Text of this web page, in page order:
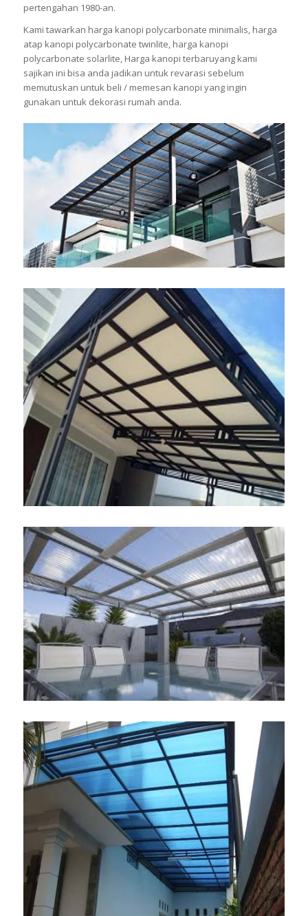
pertengahan 1980-an.
Kami tawarkan harga kanopi polycarbonate minimalis, harga
atap kanopi polycarbonate twinlite, harga kanopi
polycarbonate solarlite, Harga kanopi terbaruyang kami
sajikan ini bisa anda jadikan untuk revarasi sebelum
memutuskan untuk beli / memesan kanopi yang ingin
gunakan untuk dekorasi rumah anda.